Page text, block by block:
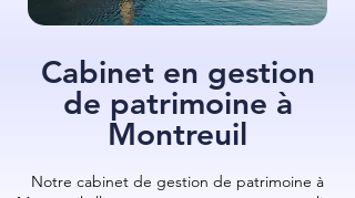
Cabinet en gestion
de patrimoine à
Montreuil
Notre cabinet de gestion de patrimoine à